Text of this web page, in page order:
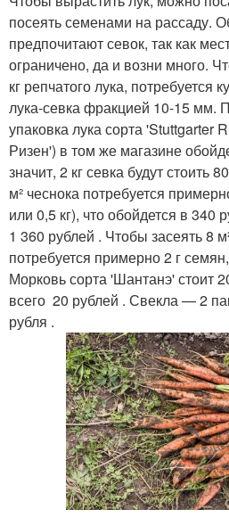
посеять семенами на рассаду.
предпочитают севок, так как
ограничено, да и возни много.
кг репчатого лука, потребуется
лука-севка фракцией 10-15 мм.
упаковка лука сорта 'Stuttgarter
Ризен') в том же магазине
значит, 2 кг севка будут стоить
м² чеснока потребуется
или 0,5 кг), что обойдется в 340
1 360 рублей . Чтобы засеять 8
потребуется примерно 2 г
Морковь сорта 'Шантанэ' стоит
всего 20 рублей . Свекла — 2
рубля .